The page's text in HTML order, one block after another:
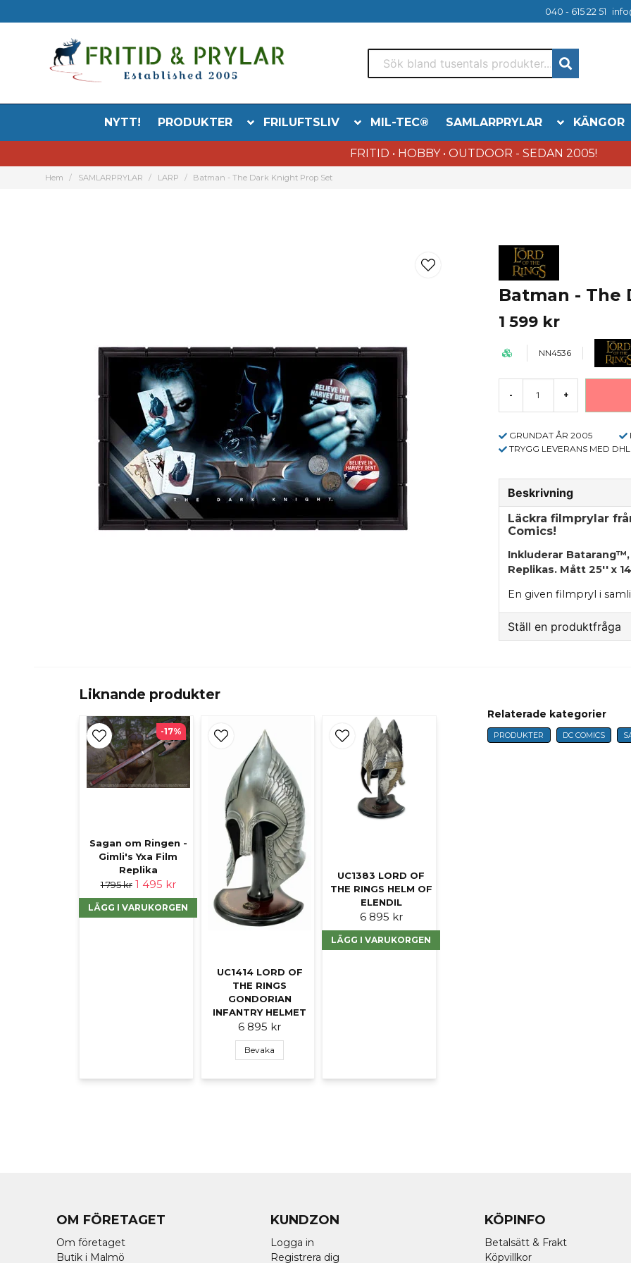
040 - 615 22 51
NYTT! PRODUKTER FRILUFTSLIV MIL-TEC® SAMLARPRYLAR KÄNGOR
FRITID • HOBBY • OUTDOOR - SEDAN 2005!
Hem SAMLARPRYLAR LARP Batman - The Dark Knight Prop Set
Batman - The
1 599 kr
NN4536
- +
GRUNDAT ÅR 2005
TRYGG LEVERANS MED DHL
Beskrivning
Läckra filmprylar
Comics!
Inkluderar
Replikas. Mått 25'' x
En given filmpryl i
Ställ en produktfråga
name
Namn
Liknande produkter
Sagan om Ringen -
Gimli's Yxa Film
Replika
1 795 kr 1 495 kr
LÄGG I VARUKORGEN
-17%
UC1414 LORD OF
THE RINGS
GONDORIAN
INFANTRY HELMET
6 895 kr
Bevaka
UC1383 LORD OF
THE RINGS HELM OF
ELENDIL
6 895 kr
LÄGG I VARUKORGEN
Relaterade kategorier
PRODUKTER DC COMICS
OM FÖRETAGET
Om företaget
Butik i Malmö
KUNDZON
Logga in
Registrera dig
KÖPINFO
Betalsätt & Frakt
Köpvillkor